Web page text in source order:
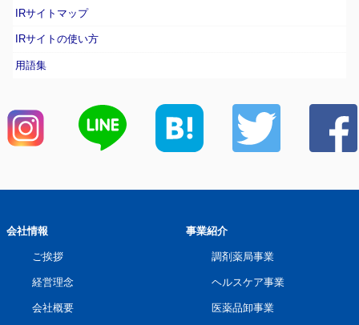
IRサイトマップ
IRサイトの使い方
用語集
会社情報
ご挨拶
経営理念
会社概要
事業紹介
調剤薬局事業
ヘルスケア事業
医薬品卸事業